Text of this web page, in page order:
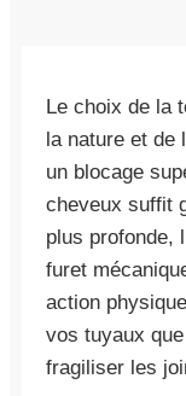
Le choix de la
la nature et de
un blocage
cheveux suffit
plus profonde,
furet
action
vos tuyaux
fragiliser les